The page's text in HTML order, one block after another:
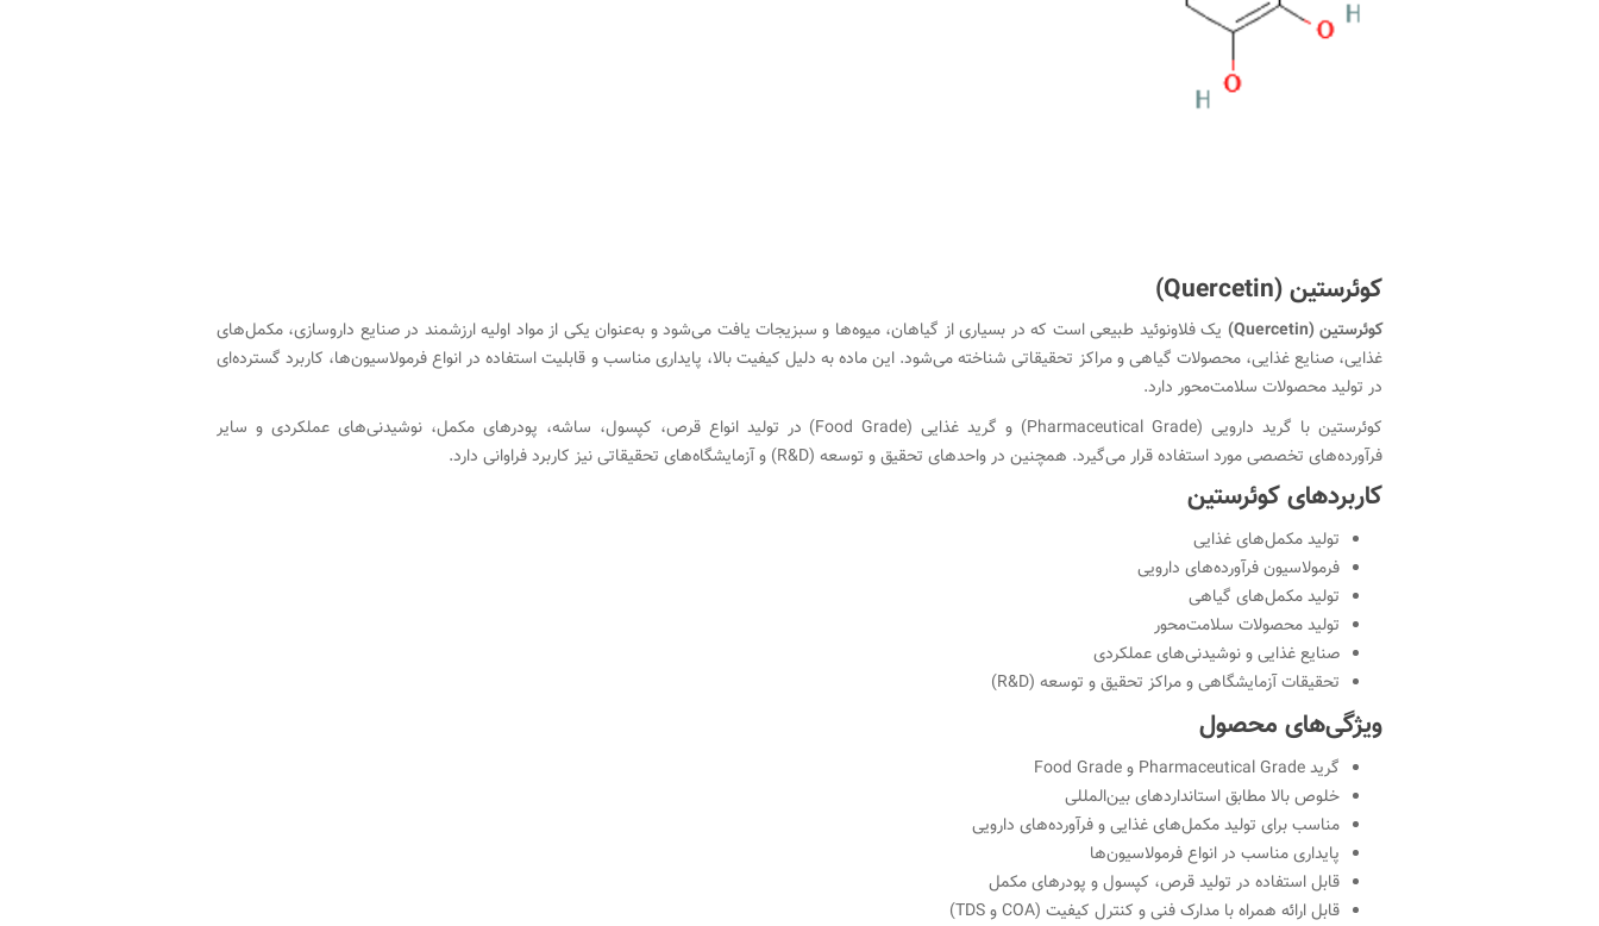
کوئرستین (Quercetin)
کوئرستین (Quercetin)
یک فلاونوئید طبیعی است که در بسیاری از گیاهان، میوه‌ها و سبزیجات یافت می‌شود و به‌عنوان یکی از مواد اولیه ارزشمند در صنایع داروسازی، مکمل‌های
غذایی، صنایع غذایی، محصولات گیاهی و مراکز تحقیقاتی شناخته می‌شود. این ماده به دلیل کیفیت بالا، پایداری مناسب و قابلیت استفاده در انواع فرمولاسیون‌ها، کاربرد گسترده‌ای
در تولید محصولات سلامت‌محور دارد.
کوئرستین با گرید دارویی (Pharmaceutical Grade) و گرید غذایی (Food Grade) در تولید انواع قرص، کپسول، ساشه، پودرهای مکمل، نوشیدنی‌های عملکردی و سایر
فرآورده‌های تخصصی مورد استفاده قرار می‌گیرد. همچنین در واحدهای تحقیق و توسعه (R&D) و آزمایشگاه‌های تحقیقاتی نیز کاربرد فراوانی دارد.
کاربردهای کوئرستین
تولید مکمل‌های غذایی
فرمولاسیون فرآورده‌های دارویی
تولید مکمل‌های گیاهی
تولید محصولات سلامت‌محور
صنایع غذایی و نوشیدنی‌های عملکردی
تحقیقات آزمایشگاهی و مراکز تحقیق و توسعه (R&D)
ویژگی‌های محصول
گرید Pharmaceutical Grade و Food Grade
خلوص بالا مطابق استانداردهای بین‌المللی
مناسب برای تولید مکمل‌های غذایی و فرآورده‌های دارویی
پایداری مناسب در انواع فرمولاسیون‌ها
قابل استفاده در تولید قرص، کپسول و پودرهای مکمل
قابل ارائه همراه با مدارک فنی و کنترل کیفیت (COA و TDS)